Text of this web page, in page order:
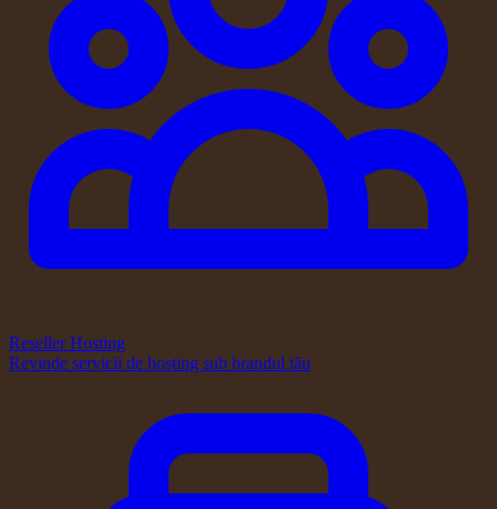
Reseller Hosting
Revinde servicii de hosting sub brandul tău